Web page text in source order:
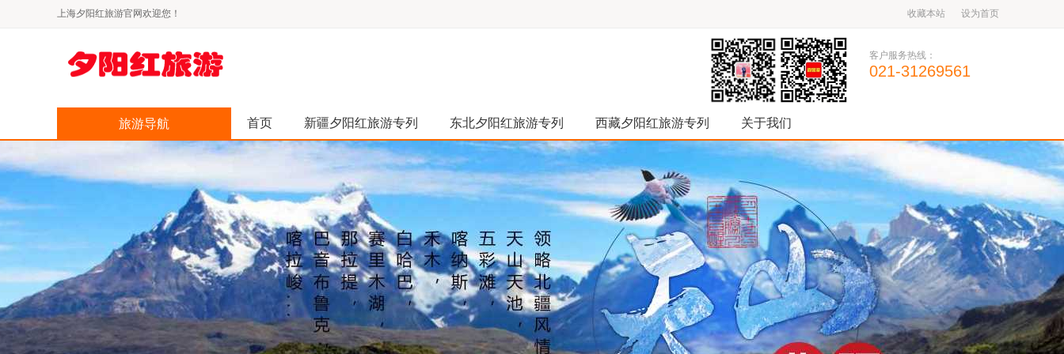
上海夕阳红旅游官网欢迎您！ 收藏本站 设为首页
客户服务热线：
021-31269561
旅游导航 首页 新疆夕阳红旅游专列 东北夕阳红旅游专列 西藏夕阳红旅游专列 关于我们